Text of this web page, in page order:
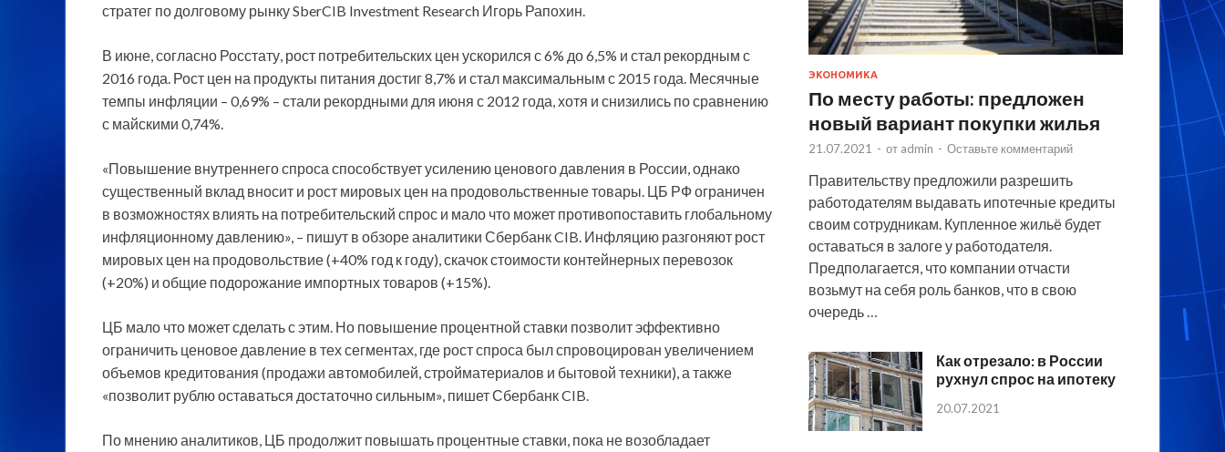
стратег по долговому рынку SberCIB Investment Research Игорь Рапохин.
В июне, согласно Росстату, рост потребительских цен ускорился с 6% до 6,5% и стал рекордным с
2016 года. Рост цен на продукты питания достиг 8,7% и стал максимальным с 2015 года. Месячные
темпы инфляции – 0,69% – стали рекордными для июня с 2012 года, хотя и снизились по сравнению
с майскими 0,74%.
«Повышение внутреннего спроса способствует усилению ценового давления в России, однако
существенный вклад вносит и рост мировых цен на продовольственные товары. ЦБ РФ ограничен
в возможностях влиять на потребительский спрос и мало что может противопоставить глобальному
инфляционному давлению», – пишут в обзоре аналитики Сбербанк CIB. Инфляцию разгоняют рост
мировых цен на продовольствие (+40% год к году), скачок стоимости контейнерных перевозок
(+20%) и общие подорожание импортных товаров (+15%).
ЦБ мало что может сделать с этим. Но повышение процентной ставки позволит эффективно
ограничить ценовое давление в тех сегментах, где рост спроса был спровоцирован увеличением
объемов кредитования (продажи автомобилей, стройматериалов и бытовой техники), а также
«позволит рублю оставаться достаточно сильным», пишет Сбербанк CIB.
По мнению аналитиков, ЦБ продолжит повышать процентные ставки, пока не возобладает
ЭКОНОМИКА
По месту работы: предложен
новый вариант покупки жилья
21.07.2021 - от admin - Оставьте комментарий
Правительству предложили разрешить
работодателям выдавать ипотечные кредиты
своим сотрудникам. Купленное жильё будет
оставаться в залоге у работодателя.
Предполагается, что компании отчасти
возьмут на себя роль банков, что в свою
очередь …
Как отрезало: в России
рухнул спрос на ипотеку
20.07.2021